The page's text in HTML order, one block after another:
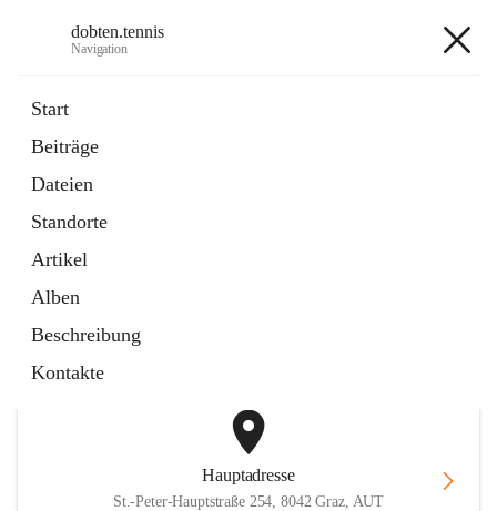
dobten.tennis
Navigation
Start
Beiträge
Dateien
Standorte
Artikel
Alben
Beschreibung
Kontakte
Externe Webseite
in
Tab
Online-Reservierung
Externe Webseite
öffnet
in
neuem
Tab
Hauptadresse
St.-Peter-Hauptstraße 254, 8042 Graz, AUT